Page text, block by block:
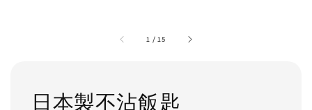
1 / 15
日本製不沾飯匙